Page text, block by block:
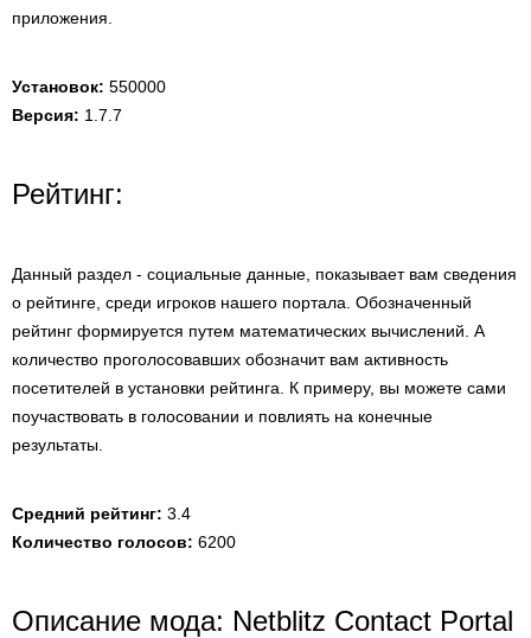
приложения.
Установок: 550000
Версия: 1.7.7
Рейтинг:
Данный раздел - социальные данные, показывает вам сведения
о рейтинге, среди игроков нашего портала. Обозначенный
рейтинг формируется путем математических вычислений. А
количество проголосовавших обозначит вам активность
посетителей в установки рейтинга. К примеру, вы можете сами
поучаствовать в голосовании и повлиять на конечные
результаты.
Средний рейтинг: 3.4
Количество голосов: 6200
Описание мода: Netblitz Contact Portal